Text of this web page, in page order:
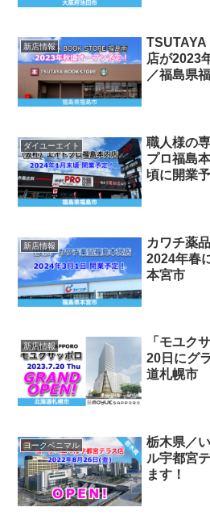
新店情報
店が2023
／福島県
ダイユーエイト
職人様の
プロ福島
頃に開業
新店情報
カワチ薬
2024年春
本宮市
新店情報
「モユク
20日にグ
道札幌市
ヨークベニマル
栃木県／
ル宇都宮
ます！